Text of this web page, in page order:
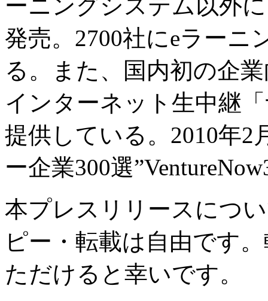
ーニングシステム以外
発売。2700社にeラーニ
る。また、国内初の企
インターネット生中継
提供している。2010年2
ー企業300選
本プレスリリースにつ
ピー・転載は自由です
ただけると幸いです。